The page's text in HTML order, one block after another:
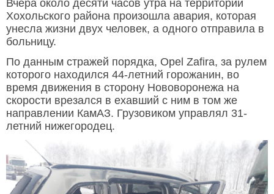
Вчера около десяти часов утра на территории
Хохольского района произошла авария, которая
унесла жизни двух человек, а одного отправила в
больницу.
По данным стражей порядка, Opel Zafira, за рулем
которого находился 44-летний горожанин, во
время движения в сторону Нововоронежа на
скорости врезался в ехавший с ним в том же
направлении КамАЗ. Грузовиком управлял 31-
летний нижегородец.